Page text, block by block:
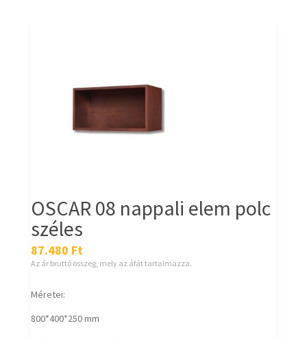
OSCAR 08 nappali elem polc
széles
87.480 Ft
Az ár bruttó összeg, mely az áfát tartalmazza.
Méretei:
800*400*250 mm